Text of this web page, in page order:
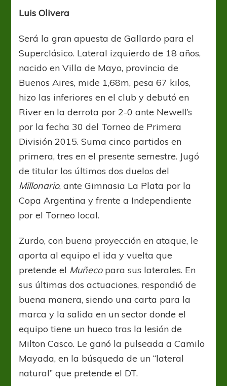
Luis Olivera
Será la gran apuesta de Gallardo para el
Superclásico. Lateral izquierdo de 18 años,
nacido en Villa de Mayo, provincia de
Buenos Aires, mide 1,68m, pesa 67 kilos,
hizo las inferiores en el club y debutó en
River en la derrota por 2-0 ante Newell’s
por la fecha 30 del Torneo de Primera
División 2015. Suma cinco partidos en
primera, tres en el presente semestre. Jugó
de titular los últimos dos duelos del
Millonario, ante Gimnasia La Plata por la
Copa Argentina y frente a Independiente
por el Torneo local.
Zurdo, con buena proyección en ataque, le
aporta al equipo el ida y vuelta que
pretende el Muñecopara sus laterales. En
sus últimas dos actuaciones, respondió de
buena manera, siendo una carta para la
marca y la salida en un sector donde el
equipo tiene un hueco tras la lesión de
Milton Casco. Le ganó la pulseada a Camilo
Mayada, en la búsqueda de un “lateral
natural” que pretende el DT.